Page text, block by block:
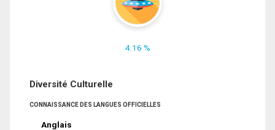
4.16 %
Diversité Culturelle
CONNAISSANCE DES LANGUES OFFICIELLES
Anglais